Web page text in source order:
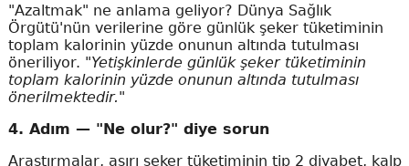
"Azaltmak" ne anlama geliyor? Dünya Sağlık
Örgütü'nün verilerine göre günlük şeker tüketiminin
toplam kalorinin yüzde onunun altında tutulması
öneriliyor. "Yetişkinlerde günlük şeker tüketiminin
toplam kalorinin yüzde onunun altında tutulması
önerilmektedir."
4. Adım — "Ne olur?" diye sorun
Araştırmalar, aşırı şeker tüketiminin tip 2 diyabet, kalp